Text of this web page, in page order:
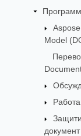
Model
документ